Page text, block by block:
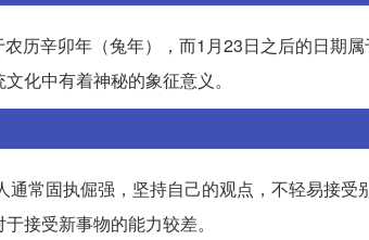
历辛卯年（兔年），而1月23日之后的日期
化中有着神秘的象征意义。
常固执倔强，坚持自己的观点，不轻易接
接受新事物的能力较差。